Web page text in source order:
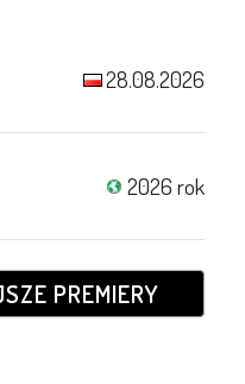
28.08.2026
2026 rok
PREMIERY